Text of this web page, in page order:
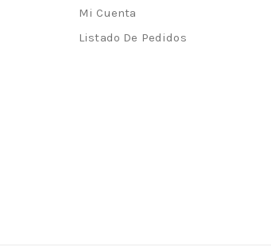
Mi Cuenta
Listado De Pedidos